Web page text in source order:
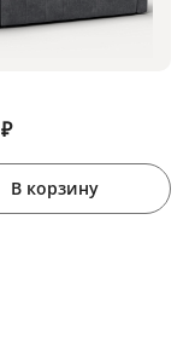
₽
В корзину